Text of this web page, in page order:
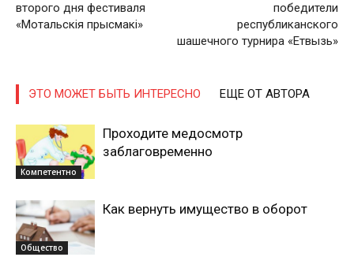
второго дня фестиваля
«Мотальскія прысмакі»
победители
республиканского
шашечного турнира «Етвызь»
ЭТО МОЖЕТ БЫТЬ ИНТЕРЕСНО ЕЩЕ ОТ АВТОРА
Компетентно
Проходите медосмотр
заблаговременно
Общество
Как вернуть имущество в оборот